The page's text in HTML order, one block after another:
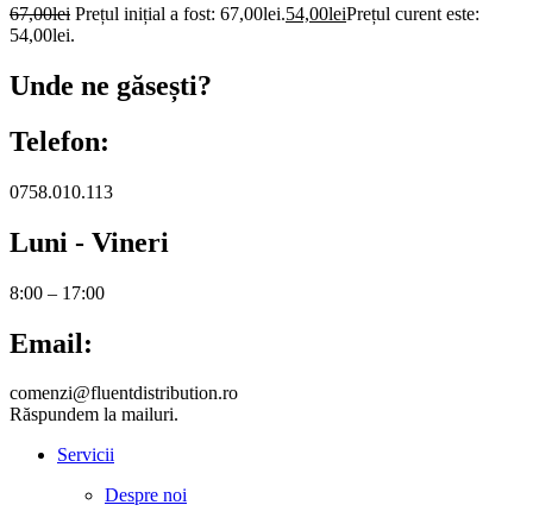
67,00lei Prețul inițial a fost: 67,00lei.54,00leiPrețul curent este:
54,00lei.
Unde ne găsești?
Telefon:
0758.010.113
Luni - Vineri
8:00 – 17:00
Email:
comenzi@fluentdistribution.ro
Răspundem la mailuri.
Servicii
Despre noi